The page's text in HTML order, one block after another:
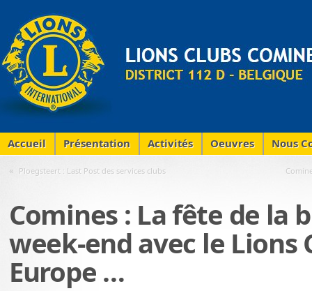
Accueil Présentation Activités Oeuvres Nous
« Ploegsteert : Last Post des services clubs
Comines : La fête de la
week-end avec le Lions
Europe …